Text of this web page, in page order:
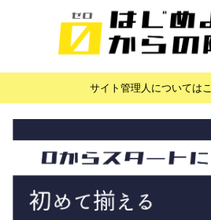
サイト管理人については